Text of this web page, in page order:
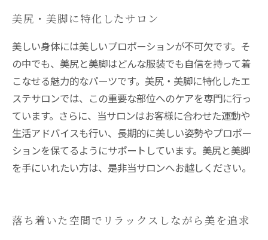
美尻・美脚に特化したサロン
美しい身体には美しいプロポーションが不可欠です。そ
の中でも、美尻と美脚はどんな服装でも自信を持って着
こなせる魅力的なパーツです。美尻・美脚に特化したエ
ステサロンでは、この重要な部位へのケアを専門に行っ
ています。さらに、当サロンはお客様に合わせた運動や
生活アドバイスも行い、長期的に美しい姿勢やプロポー
ションを保てるようにサポートしています。美尻と美脚
を手にいれたい方は、是非当サロンへお越しください。
落ち着いた空間でリラックスしながら美を追求